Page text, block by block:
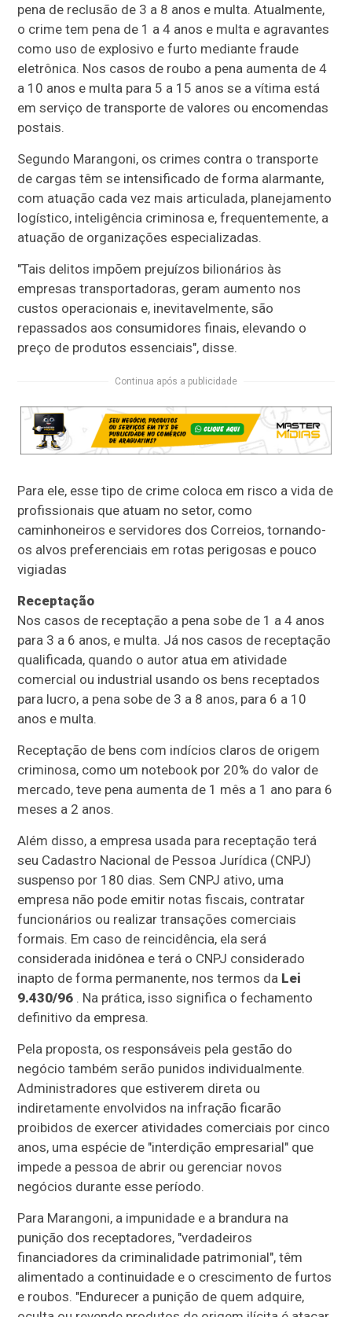
pena de reclusão de 3 a 8 anos e multa. Atualmente,
o crime tem pena de 1 a 4 anos e multa e agravantes
como uso de explosivo e furto mediante fraude
eletrônica. Nos casos de roubo a pena aumenta de 4
a 10 anos e multa para 5 a 15 anos se a vítima está
em serviço de transporte de valores ou encomendas
postais.
Segundo Marangoni, os crimes contra o transporte
de cargas têm se intensificado de forma alarmante,
com atuação cada vez mais articulada, planejamento
logístico, inteligência criminosa e, frequentemente, a
atuação de organizações especializadas.
"Tais delitos impõem prejuízos bilionários às
empresas transportadoras, geram aumento nos
custos operacionais e, inevitavelmente, são
repassados aos consumidores finais, elevando o
preço de produtos essenciais", disse.
Continua após a publicidade
Para ele, esse tipo de crime coloca em risco a vida de
profissionais que atuam no setor, como
caminhoneiros e servidores dos Correios, tornando-
os alvos preferenciais em rotas perigosas e pouco
vigiadas
Receptação
Nos casos de receptação a pena sobe de 1 a 4 anos
para 3 a 6 anos, e multa. Já nos casos de receptação
qualificada, quando o autor atua em atividade
comercial ou industrial usando os bens receptados
para lucro, a pena sobe de 3 a 8 anos, para 6 a 10
anos e multa.
Receptação de bens com indícios claros de origem
criminosa, como um notebook por 20% do valor de
mercado, teve pena aumenta de 1 mês a 1 ano para 6
meses a 2 anos.
Além disso, a empresa usada para receptação terá
seu Cadastro Nacional de Pessoa Jurídica (CNPJ)
suspenso por 180 dias. Sem CNPJ ativo, uma
empresa não pode emitir notas fiscais, contratar
funcionários ou realizar transações comerciais
formais. Em caso de reincidência, ela será
considerada inidônea e terá o CNPJ considerado
inapto de forma permanente, nos termos da Lei
9.430/96 . Na prática, isso significa o fechamento
definitivo da empresa.
Pela proposta, os responsáveis pela gestão do
negócio também serão punidos individualmente.
Administradores que estiverem direta ou
indiretamente envolvidos na infração ficarão
proibidos de exercer atividades comerciais por cinco
anos, uma espécie de "interdição empresarial" que
impede a pessoa de abrir ou gerenciar novos
negócios durante esse período.
Para Marangoni, a impunidade e a brandura na
punição dos receptadores, "verdadeiros
financiadores da criminalidade patrimonial", têm
alimentado a continuidade e o crescimento de furtos
e roubos. "Endurecer a punição de quem adquire,